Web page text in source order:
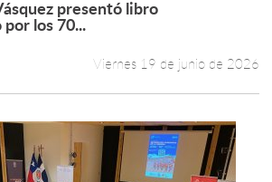
Leer más +
presentó libro
los 70...
Viernes 19 de junio de 2026